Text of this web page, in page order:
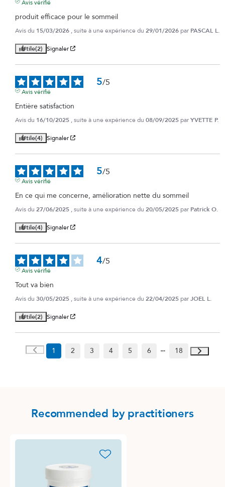
Avis vérifié
produit efficace pour le sommeil
Avis du 15/03/2026 , suite à une expérience du 29/01/2026 par PASCAL L.
Utile(2) Signaler
5/5
Avis vérifié
Entière satisfaction
Avis du 16/10/2025 , suite à une expérience du 08/09/2025 parYVETTE P.
Utile(4) Signaler
5/5
Avis vérifié
En ce qui me concerne, amélioration nette du sommeil
Avis du 27/06/2025 , suite à une expérience du 20/05/2025 par Patrick O.
Utile(4) Signaler
4/5
Avis vérifié
Tout va bien
Avis du 30/05/2025 , suite à une expérience du 22/04/2025 parJOEL L.
Utile(2) Signaler
1 2 3 4 5 6 18
Recommended by practitioners
favorite_border